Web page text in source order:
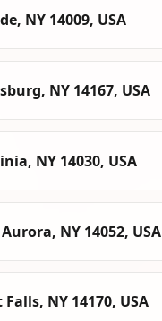
NY 14009, USA
NY 14167, USA
NY 14030, USA
NY 14052, USA
Falls, NY 14170, USA